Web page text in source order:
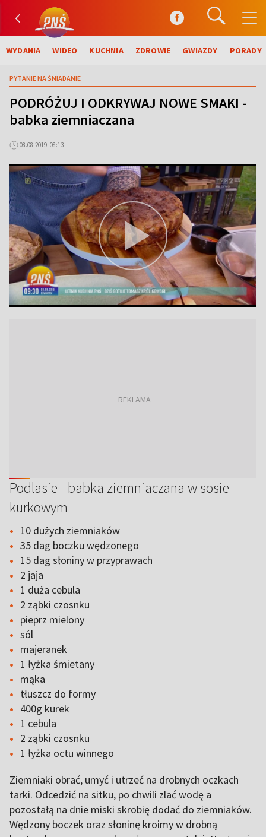
WYDANIA WIDEO KUCHNIA ZDROWIE GWIAZDY PORADY
PYTANIE NA ŚNIADANIE
PODRÓŻUJ I ODKRYWAJ NOWE SMAKI -
babka ziemniaczana
08.08.2019, 08:13
Podlasie - babka ziemniaczana w sosie
kurkowym
10 dużych ziemniaków
35 dag boczku wędzonego
15 dag słoniny w przyprawach
2 jaja
1 duża cebula
2 ząbki czosnku
pieprz mielony
sól
majeranek
1 łyżka śmietany
mąka
tłuszcz do formy
400g kurek
1 cebula
2 ząbki czosnku
1 łyżka octu winnego
Ziemniaki obrać, umyć i utrzeć na drobnych oczkach
tarki. Odcedzić na sitku, po chwili zlać wodę a
pozostałą na dnie miski skrobię dodać do ziemniaków.
Wędzony boczek oraz słoninę kroimy w drobną